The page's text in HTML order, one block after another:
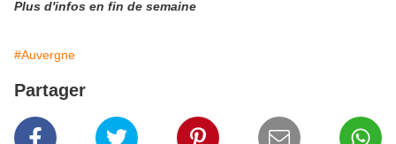
Plus d'infos en fin de semaine
#Auvergne
Partager